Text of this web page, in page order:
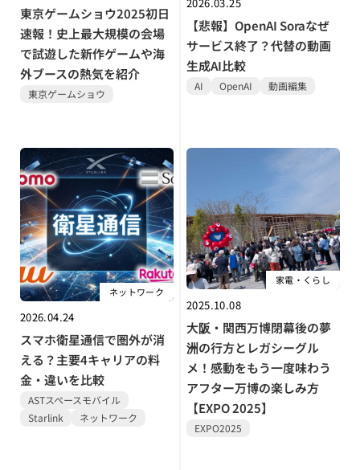
東京ゲームショウ2025初日
速報！史上最大規模の会場
で試遊した新作ゲームや海
外ブースの熱気を紹介
東京ゲームショウ
【悲報】OpenAI Soraなぜ
サービス終了？代替の動画
生成AI比較
AI OpenAI 動画編集
ネットワーク
2026.04.24
スマホ衛星通信で圏外が消
える？主要4キャリアの料
金・違いを比較
ASTスペースモバイル
Starlink
ネットワーク
家電・くらし
2025.10.08
大阪・関西万博閉幕後の夢
洲の行方とレガシーグル
メ！感動をもう一度味わう
アフター万博の楽しみ方
【EXPO 2025】
EXPO2025